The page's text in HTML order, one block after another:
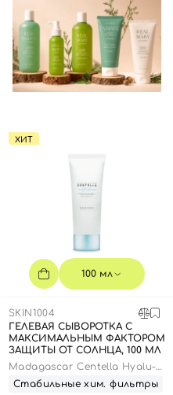
ХИТ
100 мл
SKIN1004
ГЕЛЕВАЯ СЫВОРОТКА С
МАКСИМАЛЬНЫМ ФАКТОРОМ
ЗАЩИТЫ ОТ СОЛНЦА, 100 МЛ
Madagascar Centella Hyalu-
Cica Water-Fit Sun Serum
SPF50+ PA++++
Стабильные хим. фильтры